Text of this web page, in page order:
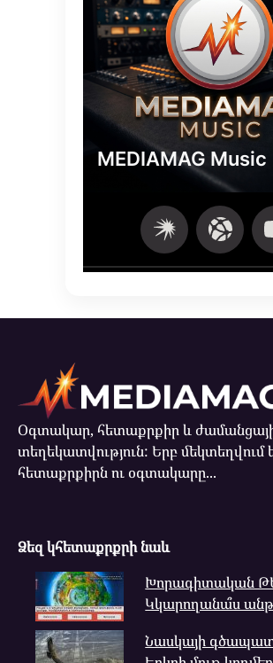
Օգտակար, հետաքրքիր և
տեղեկատվություն: Երբ մեկտեղվում
հետաքրքիրն ու օգտակարը...
Ձեզ կհետաքրքրի նաև
Խորագիտական
Կկարողանա՞ս
Նասկայի